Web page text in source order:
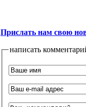
Прислать нам свою
написать